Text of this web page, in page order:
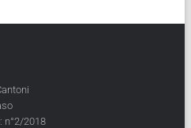
n°2/2018